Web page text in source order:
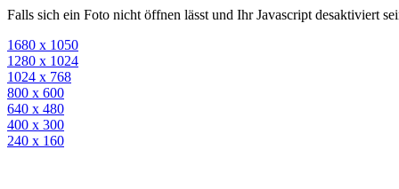
Falls sich ein Foto nicht öffnen lässt und Ihr Javascript desaktiviert
1680 x 1050
1280 x 1024
1024 x 768
800 x 600
640 x 480
400 x 300
240 x 160